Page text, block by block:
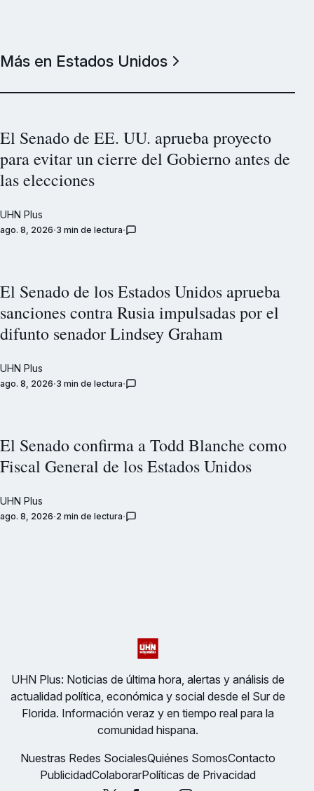
Más en Estados Unidos
El Senado de EE. UU. aprueba proyecto
para evitar un cierre del Gobierno antes de
las elecciones
UHN Plus
ago. 8, 2026 3 min de lectura
El Senado de los Estados Unidos aprueba
sanciones contra Rusia impulsadas por el
difunto senador Lindsey Graham
UHN Plus
ago. 8, 2026 3 min de lectura
El Senado confirma a Todd Blanche como
Fiscal General de los Estados Unidos
UHN Plus
ago. 8, 2026 2 min de lectura
UHN Plus: Noticias de última hora, alertas y análisis de
actualidad política, económica y social desde el Sur de
Florida. Información veraz y en tiempo real para la
comunidad hispana.
Nuestras Redes SocialesQuiénes SomosContacto
PublicidadColaborarPolíticas de Privacidad